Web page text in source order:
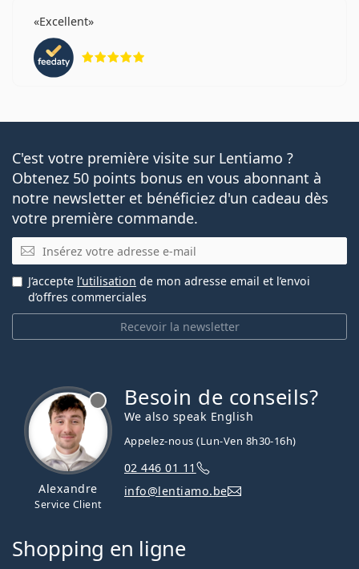
SofLens Daily Disposable
Articles connexes de notre blog
S'habituer aux lentilles de contact : Combien de
temps cela prend-il ?
Comment entretenir les lentilles de contact
Peut-on se doucher avec des lentilles de contact ?
Vendu le plus souvent avec les collyres
Drops 15 ml.
Ceci est un dispositif médical. Lisez le mode d'emploi
Excellent
C'est votre première visite sur Lentiamo ?
Obtenez 50 points bonus en vous abonnant à
notre newsletter et bénéficiez d'un cadeau dès
votre première commande.
E-mail
Recevoir la newsletter
J’accepte l’utilisation de mon adresse email et l’envoi
d’offres commerciales
Alexandre
Service Client
Besoin de conseils?
We also speak English
Appelez-nous (Lun-Ven 8h30-16h)
02 446 01 11
info@lentiamo.be
Shopping en ligne